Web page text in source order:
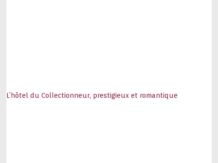
L’hôtel du Collectionneur, prestigieux et romantique